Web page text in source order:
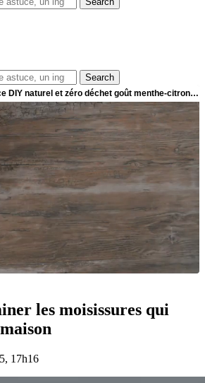
Search
les moisissures qui
17h16